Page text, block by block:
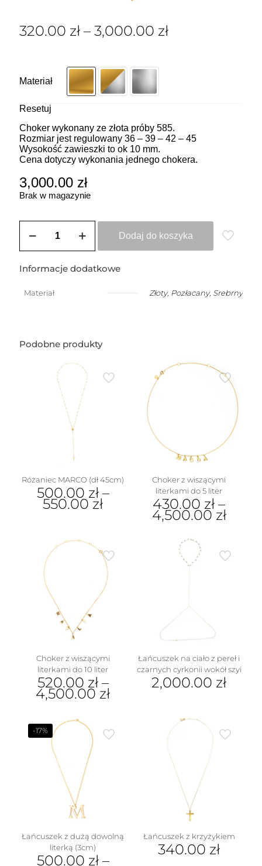
320.00 zł – 3,000.00 zł
Materiał
Resetuj
Choker wykonany ze złota próby 585.
Rozmiar jest regulowany 36 – 39 – 42 – 45
Wysokość zawieszki to ok 10 mm.
Cena dotyczy wykonania jednego chokera.
3,000.00 zł
Brak w magazynie
ZOZO
Choker
przywieszką
w
wzór2
Dodaj do koszyka
Informacje dodatkowe
Materiał Złoty, Pozłacany, Srebrny
Podobne produkty
Różaniec MARCO (dł 45cm)
500.00 zł–
550.00 zł
ma
wariantów.
wybrać
stronie
produktu
Choker z wiszącymi
literkami do 5 liter
430.00 zł –
4,500.00 zł
produkt
ma
wiele
stronie
produktu
Choker z wiszącymi
literkami do 10 liter
520.00 zł–
4,500.00 zł
produkt
wariantów.
Opcje
można
wybrać
na
stronie
produktu
Łańcuszek na ciało z pereł i
czarnych cyrkonii wokół szyi
2,000.00 zł
-17%
Łańcuszek z dużą dowolną
literką (3cm)
500.00 zł–
Łańcuszek z krzyżykiem
340.00 zł